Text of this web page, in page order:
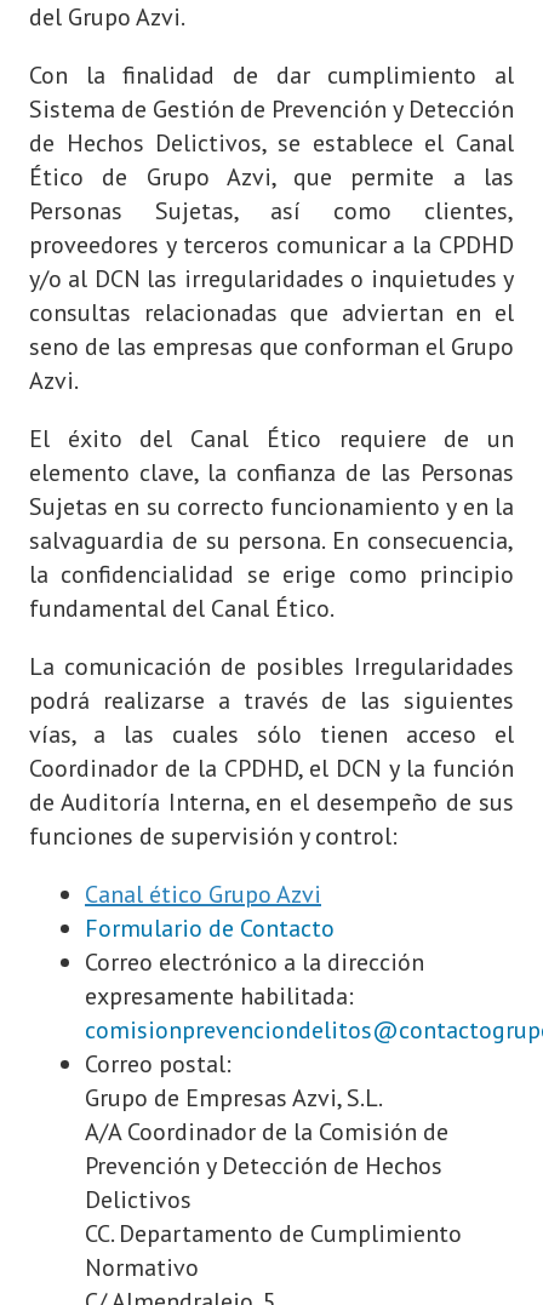
del Grupo Azvi.
Con la finalidad de dar cumplimiento al
Sistema de Gestión de Prevención y Detección
de Hechos Delictivos, se establece el Canal
Ético de Grupo Azvi, que permite a las
Personas Sujetas, así como clientes,
proveedores y terceros comunicar a la CPDHD
y/o al DCN las irregularidades o inquietudes y
consultas relacionadas que adviertan en el
seno de las empresas que conforman el Grupo
Azvi.
El éxito del Canal Ético requiere de un
elemento clave, la confianza de las Personas
Sujetas en su correcto funcionamiento y en la
salvaguardia de su persona. En consecuencia,
la confidencialidad se erige como principio
fundamental del Canal Ético.
La comunicación de posibles Irregularidades
podrá realizarse a través de las siguientes
vías, a las cuales sólo tienen acceso el
Coordinador de la CPDHD, el DCN y la función
de Auditoría Interna, en el desempeño de sus
funciones de supervisión y control:
Canal ético Grupo Azvi
Formulario de Contacto
Correo electrónico a la dirección
expresamente habilitada:
Correo postal:
Grupo de Empresas Azvi, S.L.
A/A Coordinador de la Comisión de
Prevención y Detección de Hechos
Delictivos
CC. Departamento de Cumplimiento
Normativo